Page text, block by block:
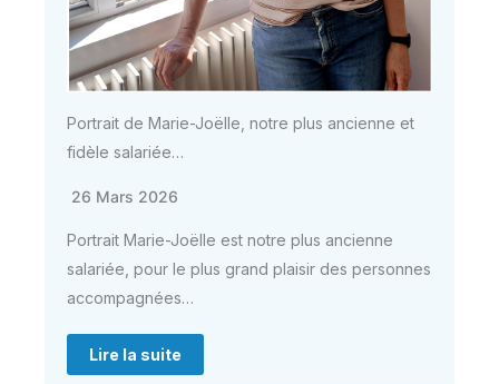
Portrait de Marie-Joëlle, notre plus ancienne et
fidèle salariée…
26 Mars 2026
Portrait Marie-Joëlle est notre plus ancienne
salariée, pour le plus grand plaisir des personnes
accompagnées…
Lire la suite